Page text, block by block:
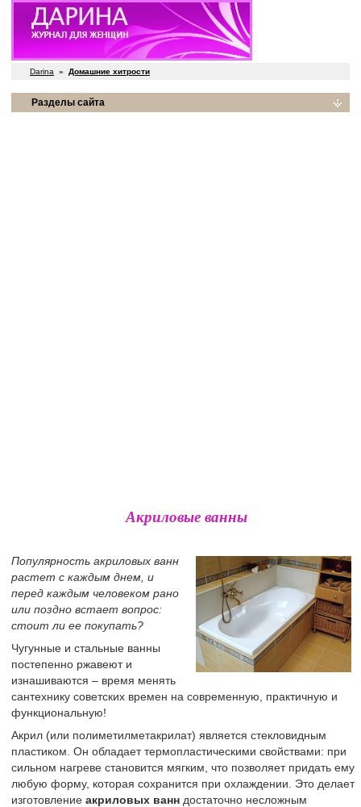
Darina » Домашние хитрости
Разделы сайта
Акриловые ванны
Популярность акриловых ванн
растет с каждым днем, и
перед каждым человеком рано
или поздно встает вопрос:
стоит ли ее покупать?
Чугунные и стальные ванны
постепенно ржавеют и
изнашиваются – время менять
сантехнику советских времен на современную, практичную и
функциональную!
Акрил (или полиметилметакрилат) является стекловидным
пластиком. Он обладает термопластическими свойствами: при
сильном нагреве становится мягким, что позволяет придать ему
любую форму, которая сохранится при охлаждении. Это делает
изготовление акриловых ванн достаточно несложным